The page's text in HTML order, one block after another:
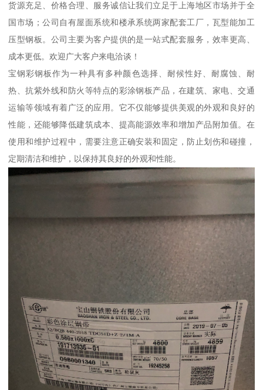
货源充足、价格合理、服务诚信让我们立足于上海地区市场并于全
国市场；公司自有屋面系统和楼承系统两家配套工厂，瓦型能加工
压型钢板。公司主要为客户提供的是一站式配套服务，效率更高、
成本更低。欢迎广大客户来电洽谈！
宝钢彩钢板作为一种具有多种颜色选择、耐候性好、耐腐蚀、耐
热、抗紫外线和防火等特点的彩涂钢板产品，在建筑、家电、交通
运输等领域有着广泛的应用。它不仅能够提供美观的外观和良好的
性能，还能够降低建筑成本、提高能源效率和增加产品附加值。在
使用和维护过程中，需要注意正确安装和固定，防止划伤和碰撞，
定期清洁和维护，以保持其良好的外观和性能。